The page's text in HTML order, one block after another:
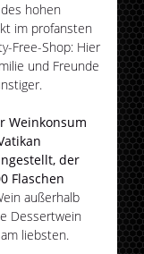
hohen
im profansten
Free-Shop: Hier
und Freunde
Weinkonsum
der
Flaschen
außerhalb
Dessertwein
liebsten.